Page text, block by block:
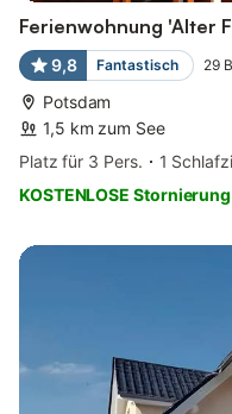
Ferienwohnung 'Alter
9,8 Fantastisch 29
Potsdam
1,5 km zum See
Platz für 3 Pers.
1
KOSTENLOSE Stornierung